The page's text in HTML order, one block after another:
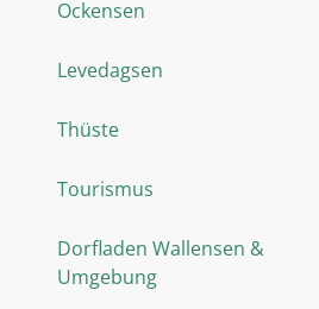
Ockensen
Levedagsen
Thüste
Tourismus
Dorfladen Wallensen &
Umgebung